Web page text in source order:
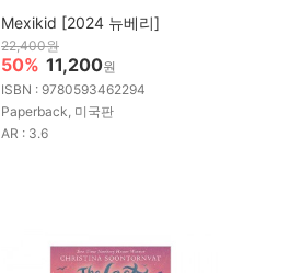
Mexikid [2024 뉴베리]
22,400원
50% 11,200원
ISBN : 9780593462294
Paperback, 미국판
AR : 3.6